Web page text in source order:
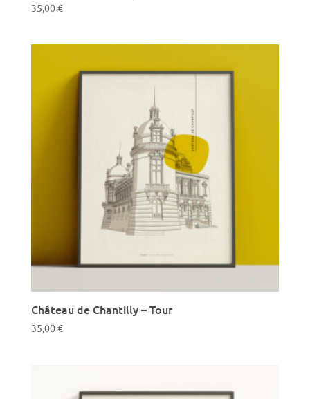
35,00€
Château de Chantilly – Tour
35,00€